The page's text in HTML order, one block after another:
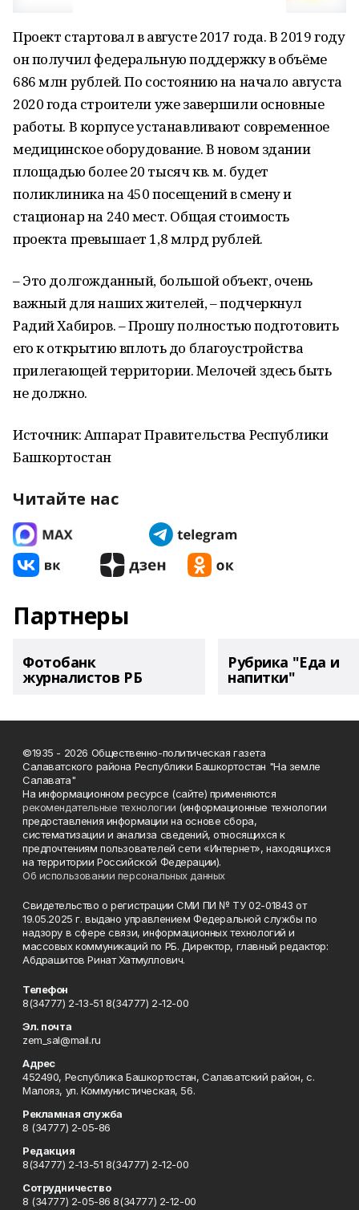
Проект стартовал в августе 2017 года. В 2019 году
он получил федеральную поддержку в объёме
686 млн рублей. По состоянию на начало августа
2020 года строители уже завершили основные
работы. В корпусе устанавливают современное
медицинское оборудование. В новом здании
площадью более 20 тысяч кв. м. будет
поликлиника на 450 посещений в смену и
стационар на 240 мест. Общая стоимость
проекта превышает 1,8 млрд рублей.
– Это долгожданный, большой объект, очень
важный для наших жителей, – подчеркнул
Радий Хабиров. – Прошу полностью подготовить
его к открытию вплоть до благоустройства
прилегающей территории. Мелочей здесь быть
не должно.
Источник: Аппарат Правительства Республики
Башкортостан
Читайте нас
Партнеры
Фотобанк
журналистов РБ
Рубрика "Еда и
напитки"
©1935 - 2026 Общественно-политическая газета
Салаватского района Республики Башкортостан "На земле
Салавата"
На информационном ресурсе (сайте) применяются
рекомендательные технологии (информационные технологии
предоставления информации на основе сбора,
систематизации и анализа сведений, относящихся к
предпочтениям пользователей сети «Интернет», находящихся
на территории Российской Федерации).
Об использовании персональных данных
Свидетельство о регистрации СМИ ПИ № ТУ 02-01843 от
19.05.2025 г. выдано управлением Федеральной службы по
надзору в сфере связи, информационных технологий и
массовых коммуникаций по РБ. Директор, главный редактор:
Абдрашитов Ринат Хатмуллович.
Телефон
8(34777) 2-13-51 8(34777) 2-12-00
Эл. почта
zem_sal@mail.ru
Адрес
452490, Республика Башкортостан, Салаватский район, с.
Малояз, ул. Коммунистическая, 56.
Рекламная служба
8 (34777) 2-05-86
Редакция
8(34777) 2-13-51 8(34777) 2-12-00
Сотрудничество
8 (34777) 2-05-86 8(34777) 2-12-00